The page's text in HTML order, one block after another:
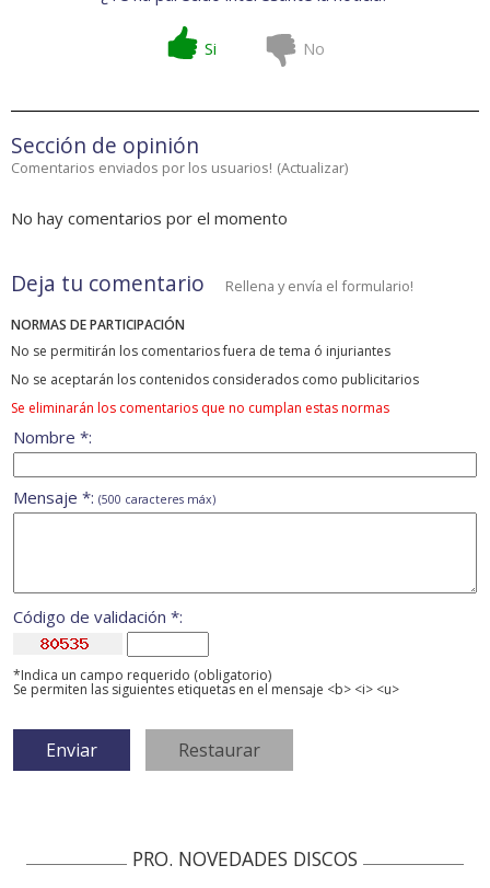
Si No
Sección de opinión
Comentarios enviados por los usuarios! (Actualizar)
No hay comentarios por el momento
Deja tu comentario Rellena y envía el formulario!
NORMAS DE PARTICIPACIÓN
No se permitirán los comentarios fuera de tema ó injuriantes
No se aceptarán los contenidos considerados como publicitarios
Se eliminarán los comentarios que no cumplan estas normas
Nombre *:
Mensaje *: (500 caracteres máx)
Código de validación *:
*Indica un campo requerido (obligatorio)
Se permiten las siguientes etiquetas en el mensaje <b> <i> <u>
PRO. NOVEDADES DISCOS